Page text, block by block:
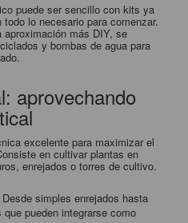
puede ser sencillo con kits ya
lo necesario para comenzar.
aproximación más DIY, se
y bombas de agua para
aprovechando
excelente para maximizar el
en cultivar plantas en
enrejados o torres de cultivo.
Desde simples enrejados hasta
pueden integrarse como